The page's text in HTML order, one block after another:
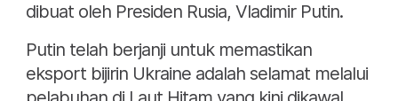
dibuat oleh Presiden Rusia, Vladimir Putin.
Putin telah berjanji untuk memastikan
eksport bijirin Ukraine adalah selamat melalui